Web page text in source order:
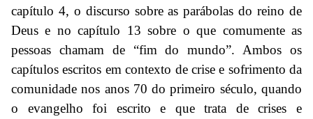
capítulo 4, o discurso sobre as parábolas do reino de
Deus e no capítulo 13 sobre o que comumente as
pessoas chamam de “fim do mundo”. Ambos os
capítulos escritos em contexto de crise e sofrimento da
comunidade nos anos 70 do primeiro século, quando
o evangelho foi escrito e que trata de crises e